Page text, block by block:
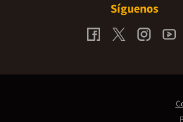
Síguenos